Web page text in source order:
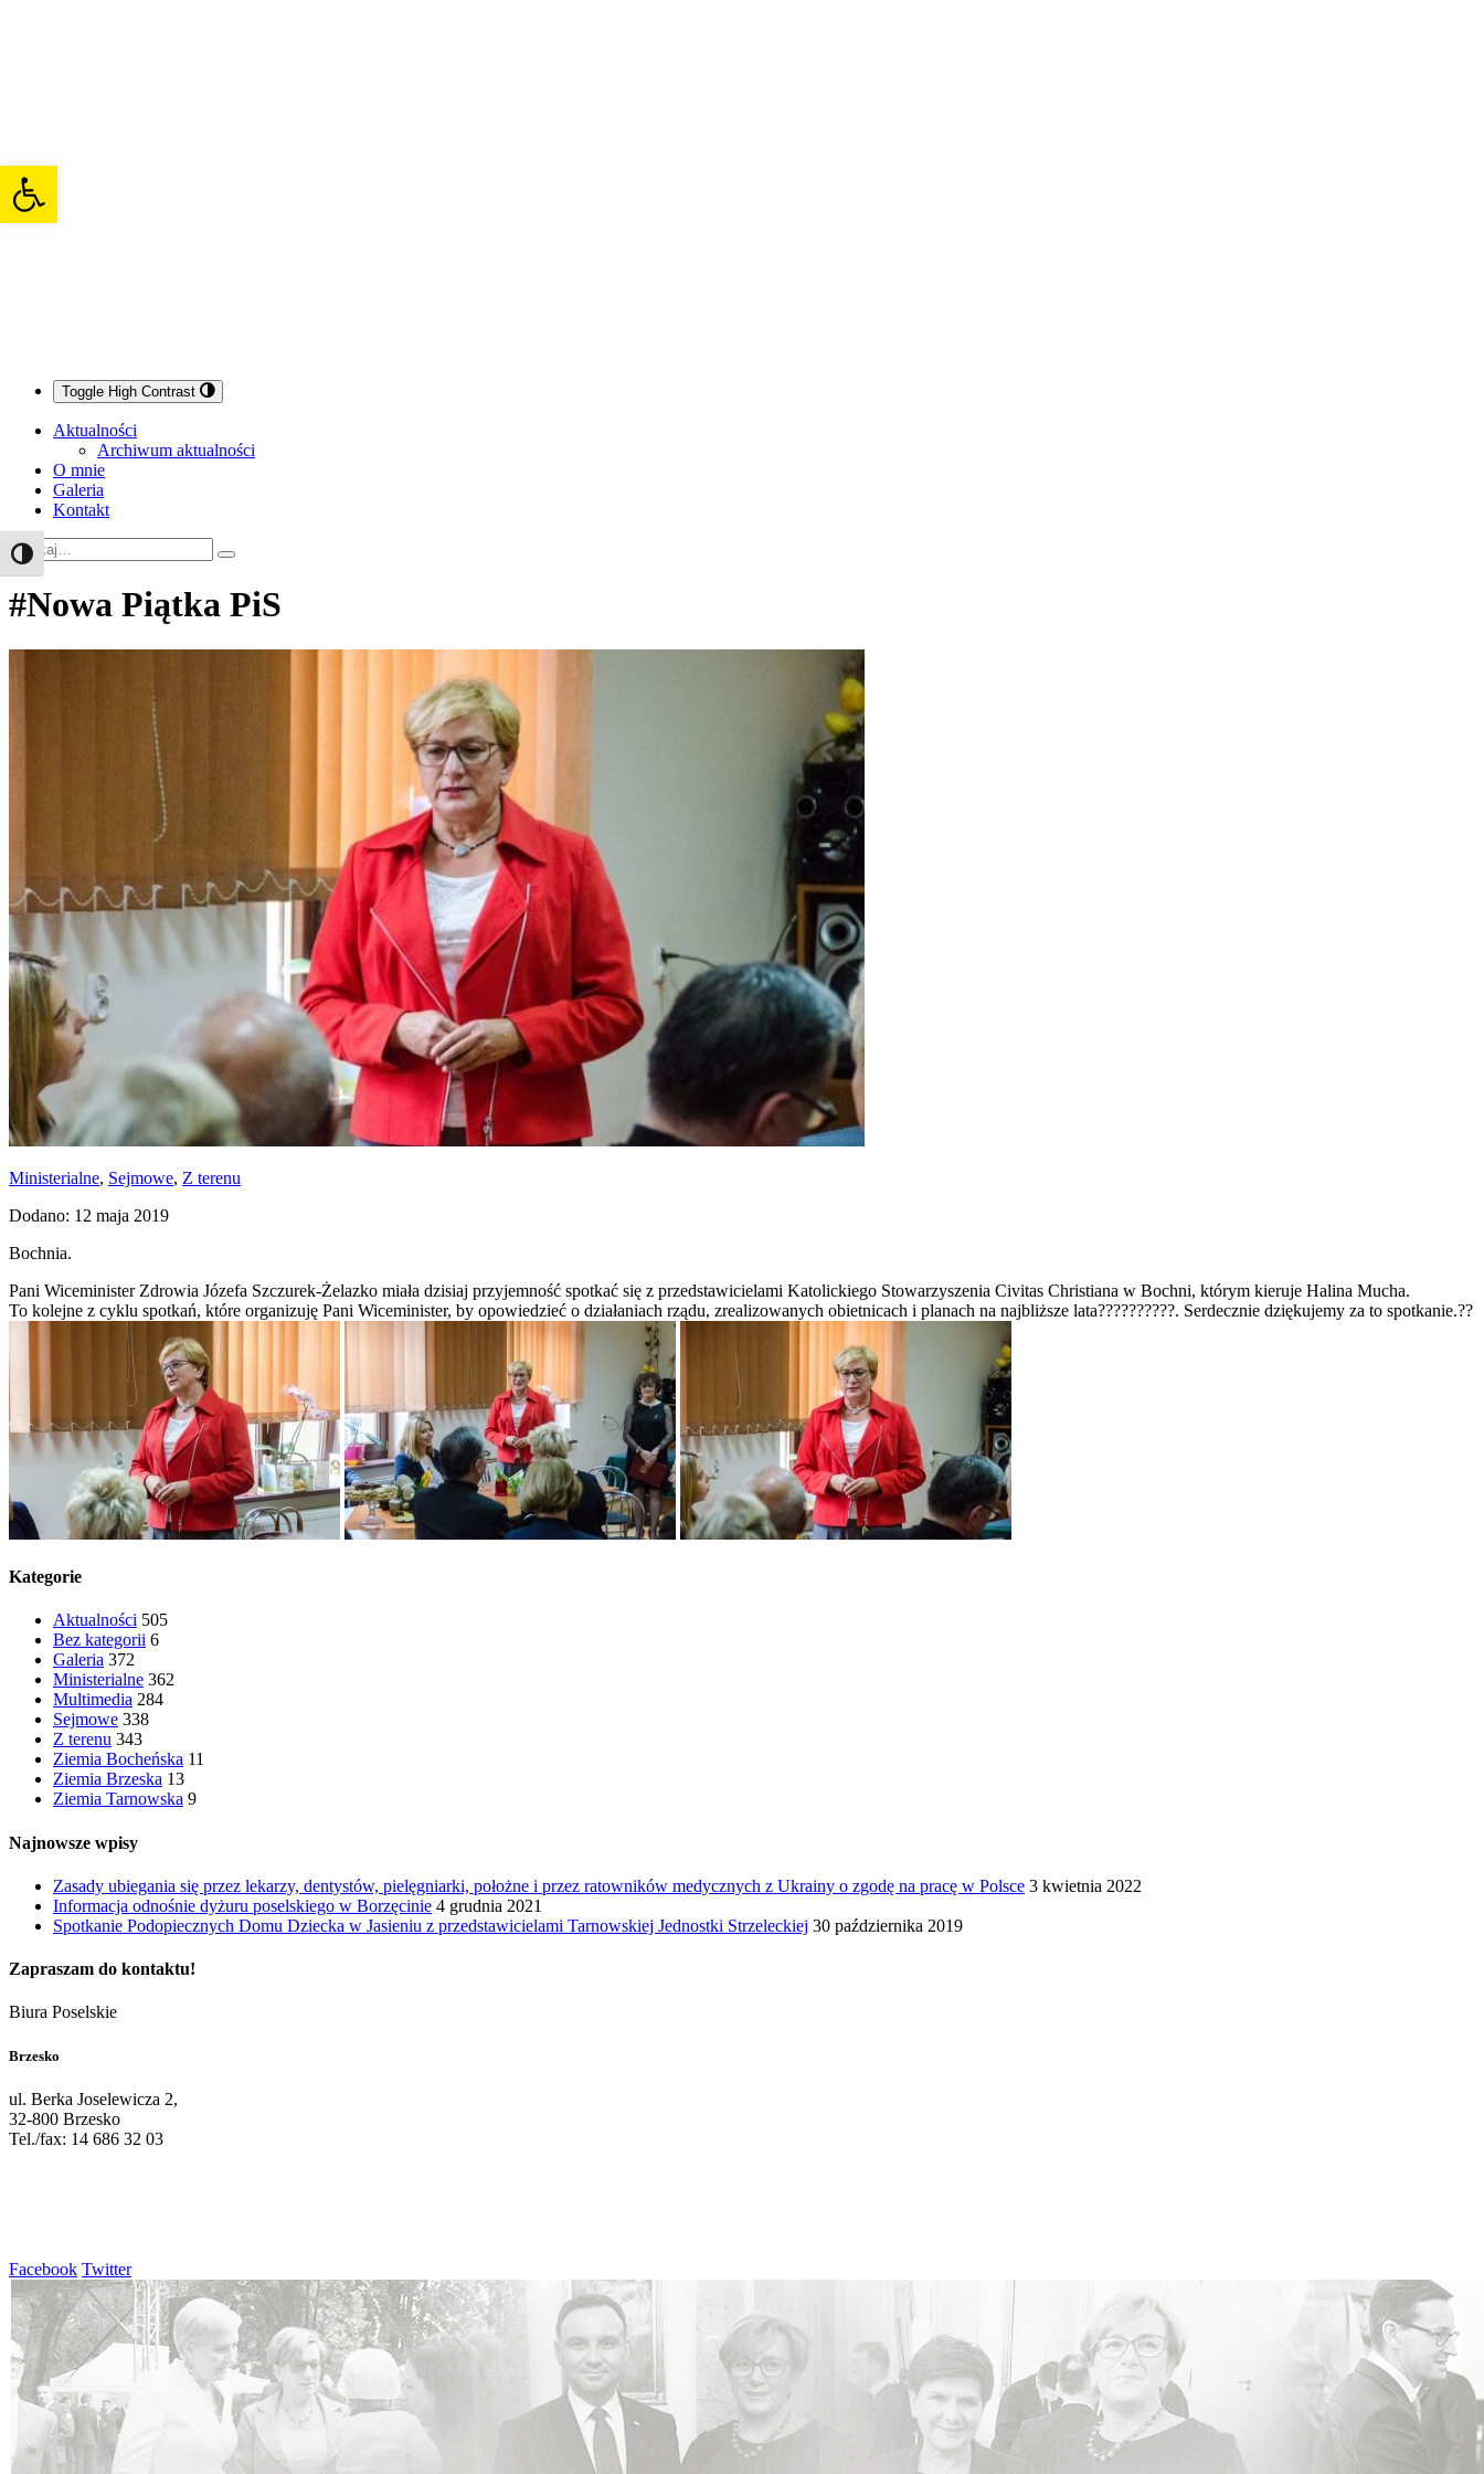
Open toolbar
Toggle High Contrast
Toggle High Contrast
Aktualności
Archiwum aktualności
O mnie
Galeria
Kontakt
Search
#Nowa Piątka PiS
Ministerialne, Sejmowe, Z terenu
Dodano: 12 maja 2019
Bochnia.
Pani Wiceminister Zdrowia Józefa Szczurek-Żelazko miała dzisiaj przyjemność spotkać się z przedstawicielami Katolickiego Stowarzyszenia Civitas Christiana w Bochni, którym kieruje Halina Mucha.
To kolejne z cyklu spotkań, które organizuję Pani Wiceminister, by opowiedzieć o działaniach rządu, zrealizowanych obietnicach i planach na najbliższe lata???‍?‍?‍??‍?‍?‍?. Serdecznie dziękujemy za to spotkanie.??
Kategorie
Aktualności 505
Bez kategorii 6
Galeria 372
Ministerialne 362
Multimedia 284
Sejmowe 338
Z terenu 343
Ziemia Bocheńska 11
Ziemia Brzeska 13
Ziemia Tarnowska 9
Najnowsze wpisy
Zasady ubiegania się przez lekarzy, dentystów, pielęgniarki, położne i przez ratowników medycznych z Ukrainy o zgodę na pracę w Polsce 3 kwietnia 2022
Informacja odnośnie dyżuru poselskiego w Borzęcinie 4 grudnia 2021
Spotkanie Podopiecznych Domu Dziecka w Jasieniu z przedstawicielami Tarnowskiej Jednostki Strzeleckiej 30 października 2019
Zapraszam do kontaktu!
Biura Poselskie
Brzesko
ul. Berka Joselewicza 2,
32-800 Brzesko
Tel./fax: 14 686 32 03
Facebook Twitter